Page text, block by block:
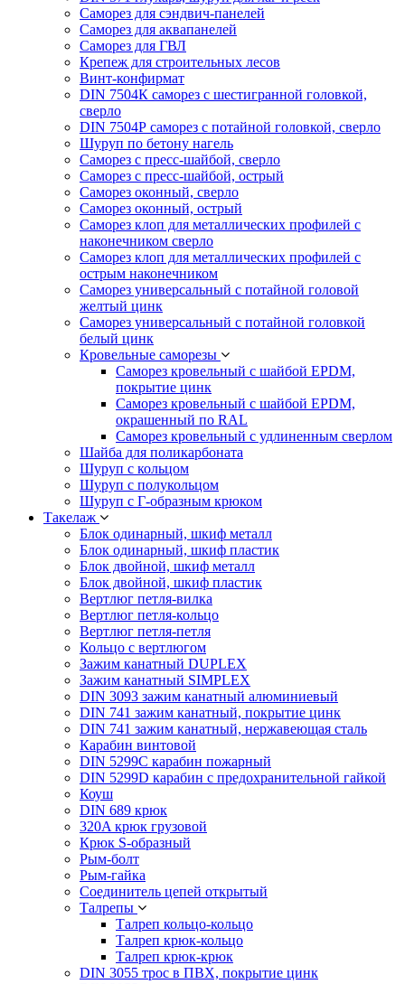
Саморез для сэндвич-панелей
Саморез для аквапанелей
Саморез для ГВЛ
Крепеж для строительных лесов
Винт-конфирмат
DIN 7504К саморез с шестигранной головкой,
сверло
DIN 7504Р саморез с потайной головкой, сверло
Шуруп по бетону нагель
Саморез с пресс-шайбой, сверло
Саморез с пресс-шайбой, острый
Саморез оконный, сверло
Саморез оконный, острый
Саморез клоп для металлических профилей с
наконечником сверло
Саморез клоп для металлических профилей с
острым наконечником
Саморез универсальный с потайной головой
желтый цинк
Саморез универсальный с потайной головкой
белый цинк
Кровельные саморезы
Саморез кровельный с шайбой EPDM,
покрытие цинк
Саморез кровельный с шайбой EPDM,
окрашенный по RAL
Саморез кровельный с удлиненным сверлом
Шайба для поликарбоната
Шуруп с кольцом
Шуруп с полукольцом
Шуруп с Г-образным крюком
Такелаж
Блок одинарный, шкиф металл
Блок одинарный, шкиф пластик
Блок двойной, шкиф металл
Блок двойной, шкиф пластик
Вертлюг петля-вилка
Вертлюг петля-кольцо
Вертлюг петля-петля
Кольцо с вертлюгом
Зажим канатный DUPLEX
Зажим канатный SIMPLEX
DIN 3093 зажим канатный алюминиевый
DIN 741 зажим канатный, покрытие цинк
DIN 741 зажим канатный, нержавеющая сталь
Карабин винтовой
DIN 5299C карабин пожарный
DIN 5299D карабин с предохранительной гайкой
Коуш
DIN 689 крюк
320A крюк грузовой
Крюк S-образный
Рым-болт
Рым-гайка
Соединитель цепей открытый
Талрепы
Талреп кольцо-кольцо
Талреп крюк-кольцо
Талреп крюк-крюк
DIN 3055 трос в ПВХ, покрытие цинк